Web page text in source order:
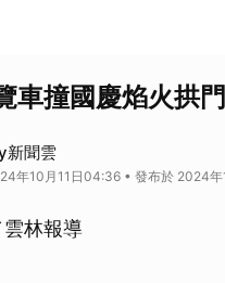
車撞國慶焰火拱
新聞雲
年10月11日04:36 • 發布於 2024
林報導